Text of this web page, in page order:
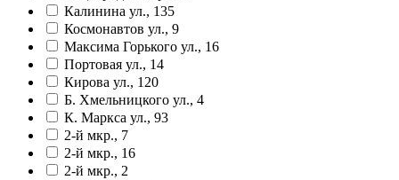
Калинина ул., 135
Космонавтов ул., 9
Максима Горького ул., 16
Портовая ул., 14
Кирова ул., 120
Б. Хмельницкого ул., 4
К. Маркса ул., 93
2-й мкр., 7
2-й мкр., 16
2-й мкр., 2